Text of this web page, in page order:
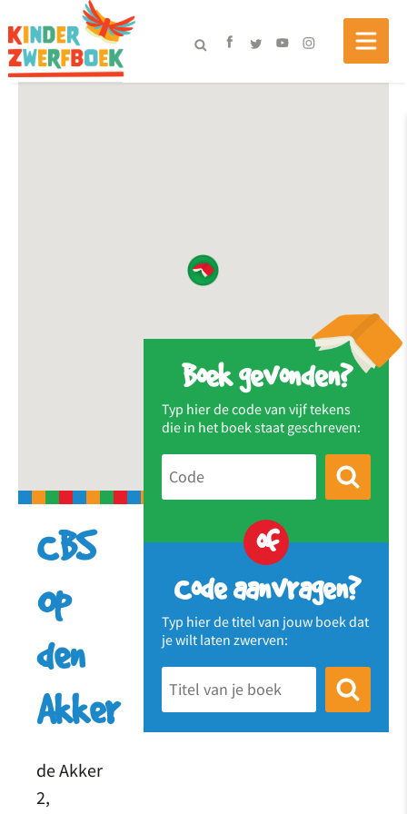
Boek gevonden?
Typ hier de code van vijf tekens
die in het boek staat geschreven:
of
Code aanvragen?
Typ hier de titel van jouw boek dat
je wilt laten zwerven:
CBS
Op
den
Akker
de Akker
2,